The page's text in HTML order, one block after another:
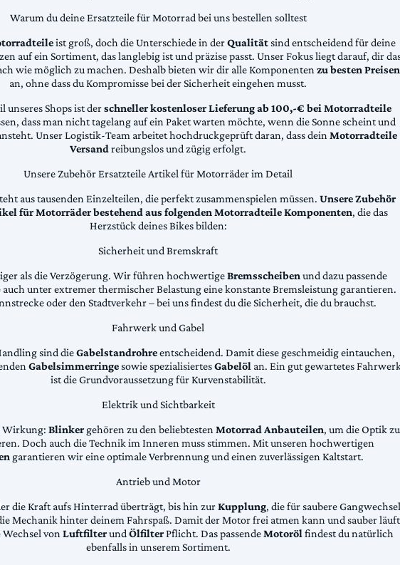
Warum du deine Ersatzteile für Motorrad bei uns bestellen solltest
ist groß, doch die Unterschiede in derQualitätsind entscheidend für deine
auf ein Sortiment, das langlebig ist und präzise passt. Unser Fokus liegt darauf, dir
wie möglich zu machen. Deshalb bieten wir dir alle Komponentenzu besten Preisen
an, ohne dass du Kompromisse bei der Sicherheit eingehen musst.
unseres Shops ist derschneller kostenloser Lieferung ab 100,-€ bei Motorradteile
dass man nicht tagelang auf ein Paket warten möchte, wenn die Sonne scheint und
Unser Logistik-Team arbeitet hochdruckgeprüft daran, dass deinMotorradteile
Versandreibungslos und zügig erfolgt.
Unsere Zubehör Ersatzteile Artikel für Motorräder im Detail
aus tausenden Einzelteilen, die perfekt zusammenspielen müssen. Unsere Zubehör
für Motorräder bestehend aus folgenden Motorradteile Komponenten, die das
Herzstück deines Bikes bilden:
Sicherheit und Bremskraft
als die Verzögerung. Wir führen hochwertigeBremsscheibenund dazu passende
auch unter extremer thermischer Belastung eine konstante Bremsleistung garantieren.
oder den Stadtverkehr – bei uns findest du die Sicherheit, die du brauchst.
Fahrwerk und Gabel
sind dieGabelstandrohreentscheidend. Damit diese geschmeidig eintauchen,
Gabelsimmerringesowie spezialisiertesGabelöl an. Ein gut gewartetes
ist die Grundvoraussetzung für Kurvenstabilität.
Elektrik und Sichtbarkeit
Wirkung: Blinker gehören zu den beliebtestenMotorrad Anbauteilen, um die Optik zu
Doch auch die Technik im Inneren muss stimmen. Mit unseren hochwertigen
garantieren wir eine optimale Verbrennung und einen zuverlässigen Kaltstart.
Antrieb und Motor
die Kraft aufs Hinterrad überträgt, bis hin zurKupplung, die für saubere Gangwechsel
Mechanik hinter deinem Fahrspaß. Damit der Motor frei atmen kann und sauber
vonLuftfilterundÖlfilterPflicht. Das passendeMotorölfindest du natürlich
ebenfalls in unserem Sortiment.